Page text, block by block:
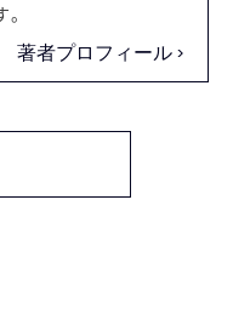
著者プロフィール